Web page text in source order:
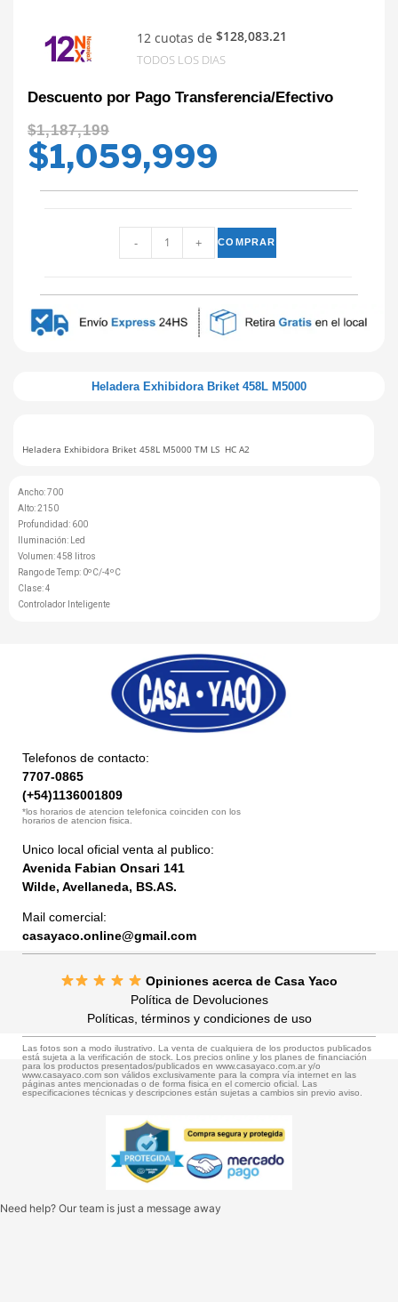
12 cuotas de $128,083.21
TODOS LOS DIAS
Descuento por Pago Transferencia/Efectivo
$1,187,199
$1,059,999
- + COMPRAR
Heladera Exhibidora Briket 458L M5000
Heladera Exhibidora Briket 458L M5000 TM LS HC A2
Ancho: 700
Alto: 2150
Profundidad: 600
Iluminación: Led
Volumen: 458 litros
Rango de Temp: 0ºC/-4ºC
Clase: 4
Controlador Inteligente
Telefonos de contacto:
7707-0865
(+54)1136001809
*los horarios de atencion telefonica coinciden con los
horarios de atencion fisica.
Unico local oficial venta al publico:
Avenida Fabian Onsari 141
Wilde, Avellaneda, BS.AS.
Mail comercial:
casayaco.online@gmail.com
Opiniones acerca de Casa Yaco
Política de Devoluciones
Políticas, términos y condiciones de uso
Las fotos son a modo ilustrativo. La venta de cualquiera de los productos publicados
está sujeta a la verificación de stock. Los precios online y los planes de financiación
para los productos presentados/publicados en www.casayaco.com.ar y/o
www.casayaco.com son válidos exclusivamente para la compra vía internet en las
páginas antes mencionadas o de forma fisica en el comercio oficial. Las
especificaciones técnicas y descripciones están sujetas a cambios sin previo aviso.
Need help? Our team is just a message away